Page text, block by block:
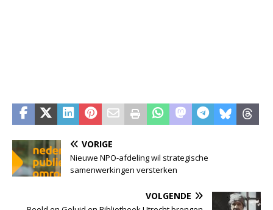
VORIGE
Nieuwe NPO-afdeling wil strategische
samenwerkingen versterken
VOLGENDE